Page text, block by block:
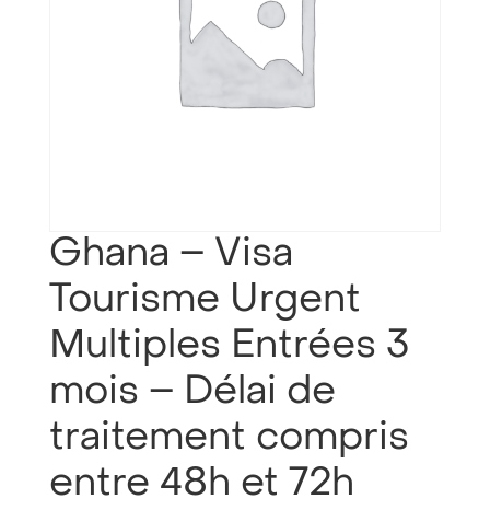
Ghana – Visa
Tourisme Urgent
Multiples Entrées 3
mois – Délai de
traitement compris
entre 48h et 72h